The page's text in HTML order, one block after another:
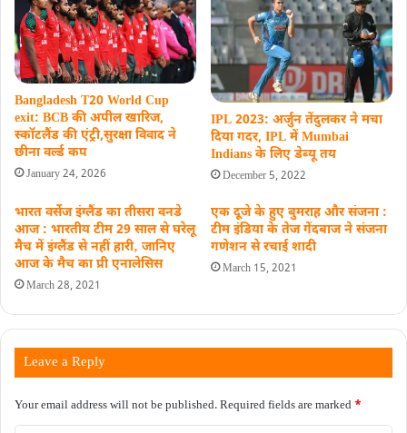
Bangladesh T20 World Cup
exit: BCB की अपील खारिज,
स्कॉटलैंड की एंट्री,सुरक्षा विवाद ने
छीना वर्ल्ड कप
January 24, 2026
IPL 2023: अर्जुन तेंदुलकर ने मचा
दिया गदर, IPL में Mumbai
Indians के लिए डेब्यू तय
December 5, 2022
भारत वर्सेज इंग्लैंड का तीसरा वनडे
आज : भारतीय टीम 29 साल से घरेलू
मैच में इंग्लैंड से नहीं हारी‚ जानिए
आज के मैच का प्री एनालेसिस
March 28, 2021
एक दूजे के हुए बुमराह और संजना :
टीम इंडिया के तेज गेंदबाज ने संजना
गणेशन से रचाई शादी
March 15, 2021
Leave a Reply
Your email address will not be published.Required fields are marked *